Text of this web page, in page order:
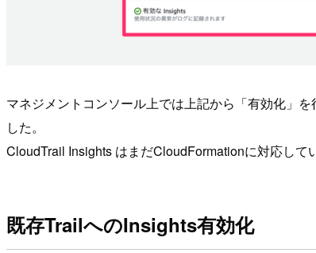
マネジメントコンソール上では上記から「有効化」
した。
CloudTrail Insights はまだCloudFormationに対応して
既存TrailへのInsights有効化